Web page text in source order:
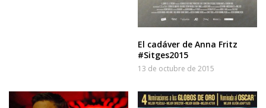
El cadáver de Anna Fritz
#Sitges2015
13 de octubre de 2015